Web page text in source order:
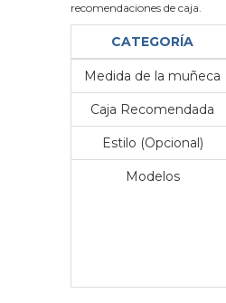
recomendaciones de caja.
CATEGORÍA
Medida de la muñeca
Caja Recomendada
Estilo (Opcional)
Modelos